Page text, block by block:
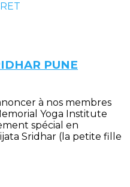
PUNE
à nos membres
Yoga Institute
spécial en
Sridhar (la petite fille